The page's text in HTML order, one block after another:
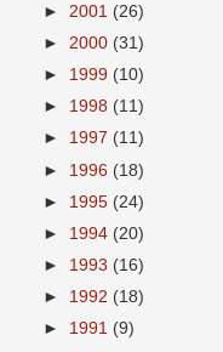
► 2001 (26)
► 2000 (31)
► 1999 (10)
► 1998 (11)
► 1997 (11)
► 1996 (18)
► 1995 (24)
► 1994 (20)
► 1993 (16)
► 1992 (18)
► 1991 (9)